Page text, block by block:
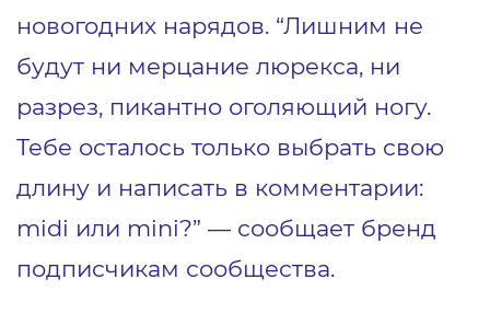
новогодних нарядов. “Лишним не
будут ни мерцание люрекса, ни
разрез, пикантно оголяющий ногу.
Тебе осталось только выбрать свою
длину и написать в комментарии:
midi или mini?” ― сообщает бренд
подписчикам сообщества.